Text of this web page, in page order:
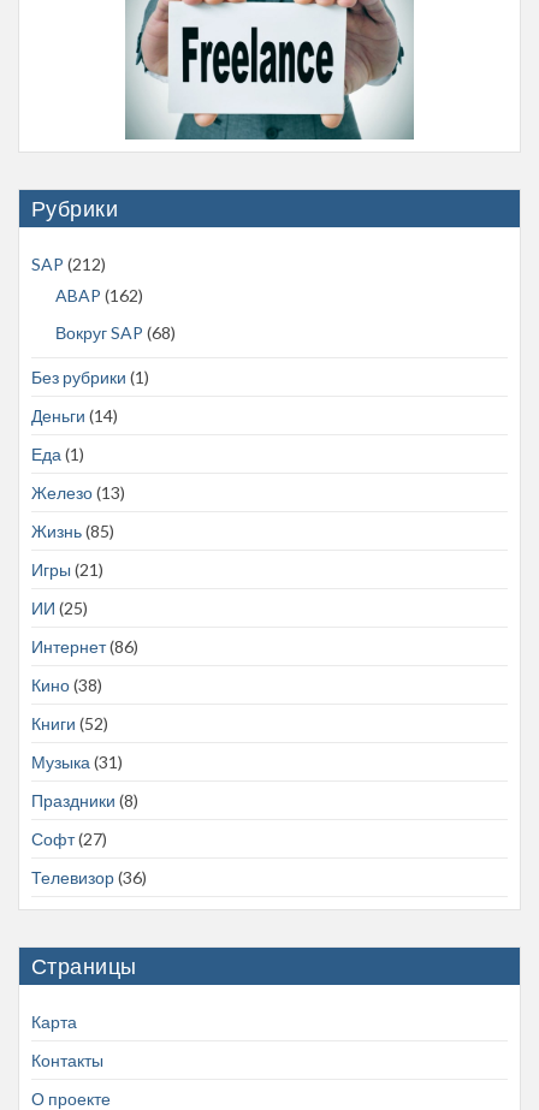
Рубрики
SAP (212)
ABAP (162)
Вокруг SAP (68)
Без рубрики (1)
Деньги (14)
Еда (1)
Железо(13)
Жизнь(85)
Игры (21)
ИИ (25)
Интернет(86)
Кино(38)
Книги (52)
Музыка (31)
Праздники (8)
Софт(27)
Телевизор(36)
Страницы
Карта
Контакты
О проекте